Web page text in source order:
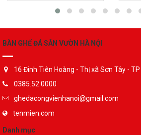
BÀN GHẾ ĐÁ SÂN VƯỜN HÀ NỘI
16 Đinh Tiên Hoàng - Thị xã Sơn Tây - TP
0385.52.0000
ghedacongvienhanoi@gmail.com
tenmien.com
Danh mục